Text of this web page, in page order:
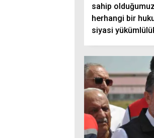
sahip
herhangi bir
siyasi